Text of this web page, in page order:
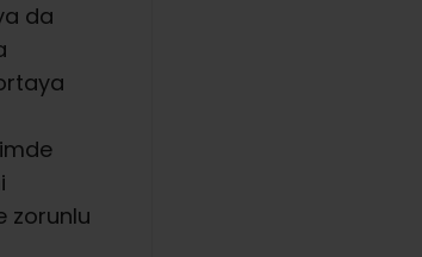
da
zorunlu